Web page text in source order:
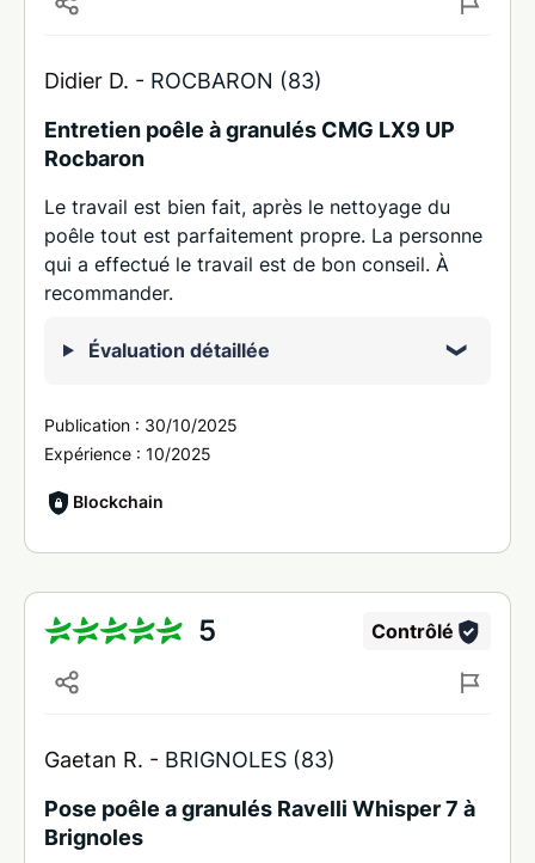
Didier D. - ROCBARON (83)
Entretien poêle à granulés CMG LX9 UP
Rocbaron
Le travail est bien fait, après le nettoyage du
poêle tout est parfaitement propre. La personne
qui a effectué le travail est de bon conseil. À
recommander.
Évaluation détaillée
Publication : 30/10/2025
Expérience : 10/2025
Blockchain
5 Contrôlé
Gaetan R. - BRIGNOLES (83)
Pose poêle a granulés Ravelli Whisper 7 à
Brignoles